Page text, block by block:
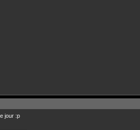
jour :p